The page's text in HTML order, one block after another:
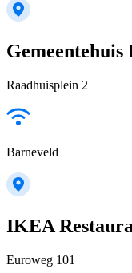
Gemeentehuis
Raadhuisplein 2
Barneveld
IKEA
Euroweg 101